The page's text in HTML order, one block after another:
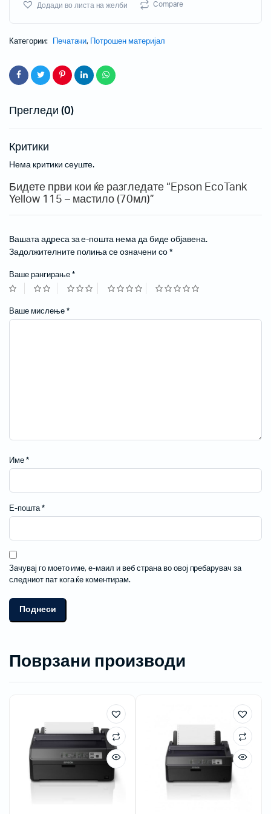
Додади во листа на желби Compare
Категории: Печатачи, Потрошен материјал
Прегледи (0)
Критики
Нема критики сеуште.
Бидете први кои ќе разгледате “Epson EcoTank
Yellow 115 – мастило (70мл)”
Вашата адреса за е-пошта нема да биде објавена.
Задолжителните полиња се означени со *
Ваше рангирање *
Ваше мислење *
Име *
Е-пошта*
Зачувај го моето име, е-маил и веб страна во овој пребарувач за
следниот пат кога ќе коментирам.
Поврзани производи